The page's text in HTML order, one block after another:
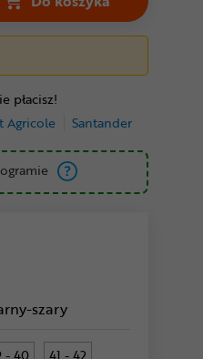
płacisz!
Agricole Santander
szary
- 40 41 - 42